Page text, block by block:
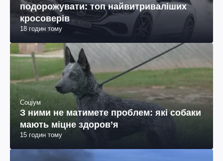
подорожувати: топ найвитриваліших
кросоверів
18 годин тому
Соціум
З ними не матимете проблем: які собаки
мають міцне здоров’я
15 годин тому